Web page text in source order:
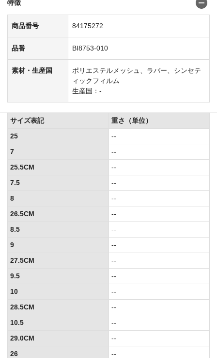
特徴
商品番号 84175272
品番 BI8753-010
素材・生産国
ポリエステルメッシュ、ラバー、シンセテ
ィックフィルム
生産国：-
サイズ表記
重さ（単位）
25
--
7
--
25.5CM
--
7.5
--
8
--
26.5CM
--
8.5
--
9
--
27.5CM
--
9.5
--
10
--
28.5CM
--
10.5
--
29.0CM
--
26
--